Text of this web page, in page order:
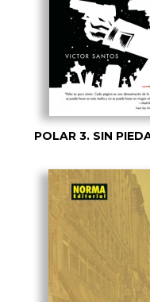
POLAR 3. SIN